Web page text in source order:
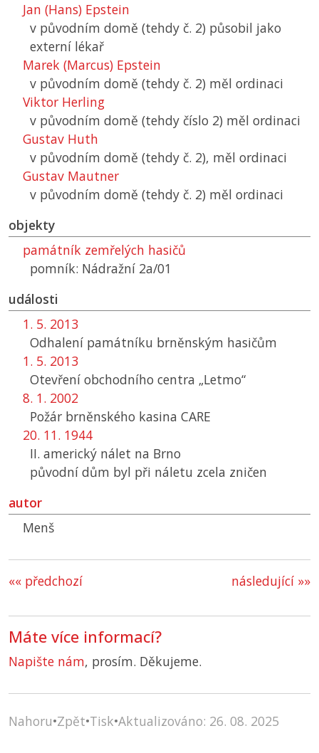
Jan (Hans) Epstein
v původním domě (tehdy č. 2) působil jako
externí lékař
Marek (Marcus) Epstein
v původním domě (tehdy č. 2) měl ordinaci
Viktor Herling
v původním domě (tehdy číslo 2) měl ordinaci
Gustav Huth
v původním domě (tehdy č. 2), měl ordinaci
Gustav Mautner
v původním domě (tehdy č. 2) měl ordinaci
objekty
památník zemřelých hasičů
pomník: Nádražní 2a/01
události
1. 5. 2013
Odhalení památníku brněnským hasičům
1. 5. 2013
Otevření obchodního centra „Letmo“
8. 1. 2002
Požár brněnského kasina CARE
20. 11. 1944
II. americký nálet na Brno
původní dům byl při náletu zcela zničen
autor
Menš
«« předchozí následující »»
Máte více informací?
Napište nám, prosím. Děkujeme.
Nahoru•Zpět•Tisk•Aktualizováno: 26. 08. 2025